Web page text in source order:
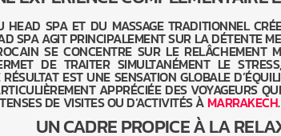
HEAD SPA ET DU MASSAGE TRADITIONNEL
SPA AGIT PRINCIPALEMENT SUR LA DÉTENTE
SE CONCENTRE SUR LE RELÂCHEMENT
DE TRAITER SIMULTANÉMENT LE
EST UNE SENSATION GLOBALE
APPRÉCIÉE DES VOYAGEURS
DE VISITES OU D’ACTIVITÉS ÀMARRAKECH.
UN CADRE PROPICE À LA